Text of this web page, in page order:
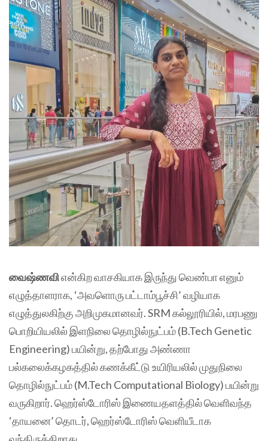
வைஷ்ணவிஎன்கிற வாசகியாக இருந்து வெண்பா எனும்
எழுத்தாளராக, ‘அவளொரு பட்டாம்பூச்சி’ வழியாக
எழுத்துலகிற்கு அறிமுகமானவர். SRM கல்லூரியில், மரபணு‌
பொறியியலில் இளநிலை தொழில்நுட்பம் (B.Tech Genetic
Engineering) பயின்று, தற்போது அண்ணா
பல்கலைக்கழகத்தில் கணக்கீட்டு உயிரியலில் முதுநிலை
தொழில்நுட்பம் (M.Tech Computational Biology) பயின்று
வருகிறார். ஹெர்ஸ்டோரிஸ் இணையதளத்தில் வெளிவந்த
‘தாயனை’ தொடர், ஹெர்ஸ்டோரிஸ் வெளியீடாக